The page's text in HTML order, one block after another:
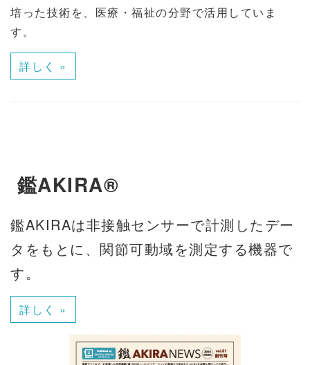
培った技術を、医療・福祉の分野で活用していま
す。
詳しく »
鑑AKIRA®
鑑AKIRAは非接触センサーで計測したデー
タをもとに、関節可動域を測定する機器で
す。
詳しく »